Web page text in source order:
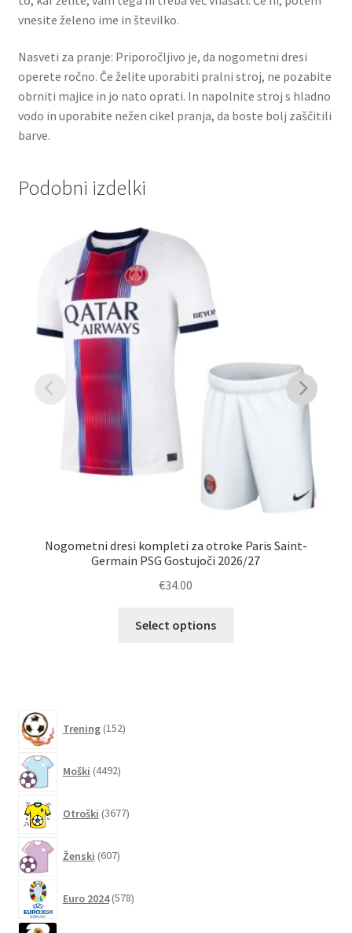
vnesite želeno ime in številko.
Nasveti za pranje: Priporočljivo je, da nogometni dresi
operete ročno. Če želite uporabiti pralni stroj, ne pozabite
obrniti majice in jo nato oprati. In napolnite stroj s hladno
vodo in uporabite nežen cikel pranja, da boste bolj zaščitili
barve.
Podobni izdelki
Nogometni dresi kompleti za otroke Paris Saint-
Germain PSG Gostujoči 2026/27
€34.00
Select options
Trening 152izdelkov
Moški 4492izdelkov
Otroški 3677izdelkov
Ženski 607izdelkov
Euro 2024 578izdelkov